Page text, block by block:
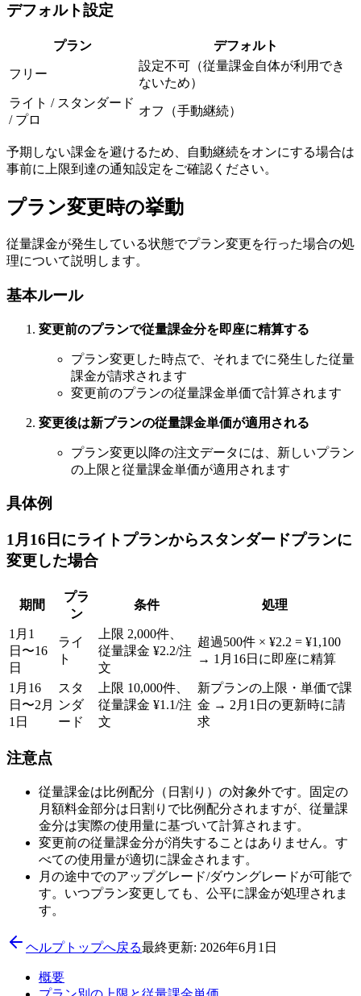
デフォルト設定
プラン デフォルト
フリー
設定不可（従量課金自体が利用でき
ないため）
ライト / スタンダード
/ プロ
オフ（手動継続）
予期しない課金を避けるため、自動継続をオンにする場合は
事前に上限到達の通知設定をご確認ください。
プラン変更時の挙動
従量課金が発生している状態でプラン変更を行った場合の処
理について説明します。
基本ルール
変更前のプランで従量課金分を即座に精算する
プラン変更した時点で、それまでに発生した従量
課金が請求されます
変更前のプランの従量課金単価で計算されます
変更後は新プランの従量課金単価が適用される
プラン変更以降の注文データには、新しいプラン
の上限と従量課金単価が適用されます
具体例
1月16日にライトプランからスタンダードプランに
変更した場合
期間
プラ
ン
条件 処理
1月1
日〜16
日
ライ
ト
上限 2,000件、
従量課金 ¥2.2/注
文
超過500件 × ¥2.2 = ¥1,100
→ 1月16日に即座に精算
1月16
日〜2月
1日
スタ
ンダ
ード
上限 10,000件、
従量課金 ¥1.1/注
文
新プランの上限・単価で課
金 → 2月1日の更新時に請
求
注意点
従量課金は比例配分（日割り）の対象外です。固定の
月額料金部分は日割りで比例配分されますが、従量課
金分は実際の使用量に基づいて計算されます。
変更前の従量課金分が消失することはありません。す
べての使用量が適切に課金されます。
月の途中でのアップグレード/ダウングレードが可能で
す。いつプラン変更しても、公平に課金が処理されま
す。
ヘルプトップへ戻る最終更新: 2026年6月1日
概要